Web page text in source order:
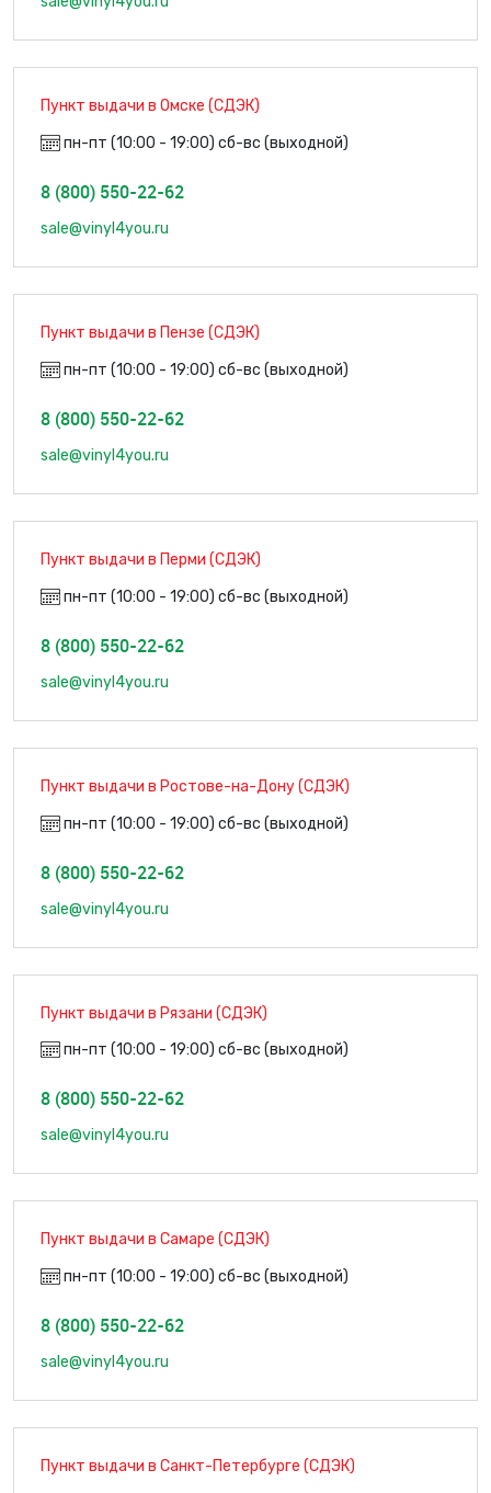
Пункт выдачи в Омске (СДЭК)
пн-пт (10:00 - 19:00) сб-вс (выходной)
8 (800) 550-22-62
sale@vinyl4you.ru
Пункт выдачи в Пензе (СДЭК)
пн-пт (10:00 - 19:00) сб-вс (выходной)
8 (800) 550-22-62
sale@vinyl4you.ru
Пункт выдачи в Перми (СДЭК)
пн-пт (10:00 - 19:00) сб-вс (выходной)
8 (800) 550-22-62
sale@vinyl4you.ru
Пункт выдачи в Ростове-на-Дону (СДЭК)
пн-пт (10:00 - 19:00) сб-вс (выходной)
8 (800) 550-22-62
sale@vinyl4you.ru
Пункт выдачи в Рязани (СДЭК)
пн-пт (10:00 - 19:00) сб-вс (выходной)
8 (800) 550-22-62
sale@vinyl4you.ru
Пункт выдачи в Самаре (СДЭК)
пн-пт (10:00 - 19:00) сб-вс (выходной)
8 (800) 550-22-62
sale@vinyl4you.ru
Пункт выдачи в Санкт-Петербурге (СДЭК)